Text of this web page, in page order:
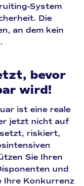
System
Die
an dem kein
bevor
wird!
ist eine reale
jetzt nicht auf
setzt, riskiert,
Sie Ihren
und
Ihre Konkurrenz